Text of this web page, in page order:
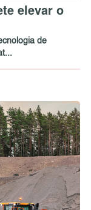
elevar o
de